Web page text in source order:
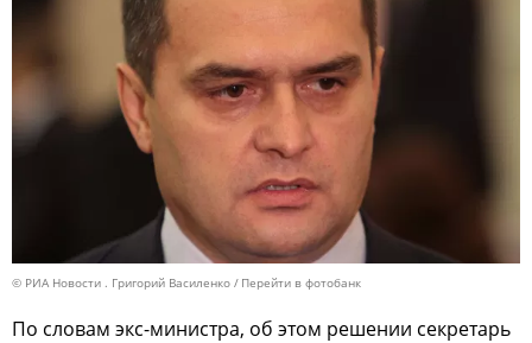
© РИА Новости . Григорий Василенко Перейти в фотобанк
По словам экс-министра, об этом решении секретарь